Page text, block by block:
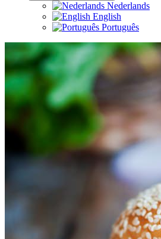
Nederlands
English
Português